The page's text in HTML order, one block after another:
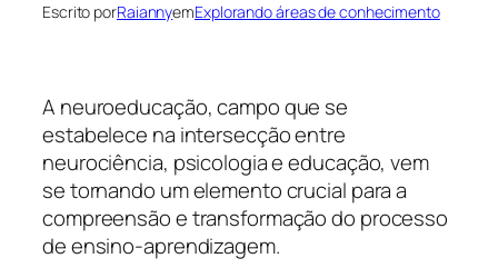
Escrito porRaiannyemExplorando áreas de conhecimento
A neuroeducação, campo que se
estabelece na intersecção entre
neurociência, psicologia e educação, vem
se tornando um elemento crucial para a
compreensão e transformação do processo
de ensino-aprendizagem.